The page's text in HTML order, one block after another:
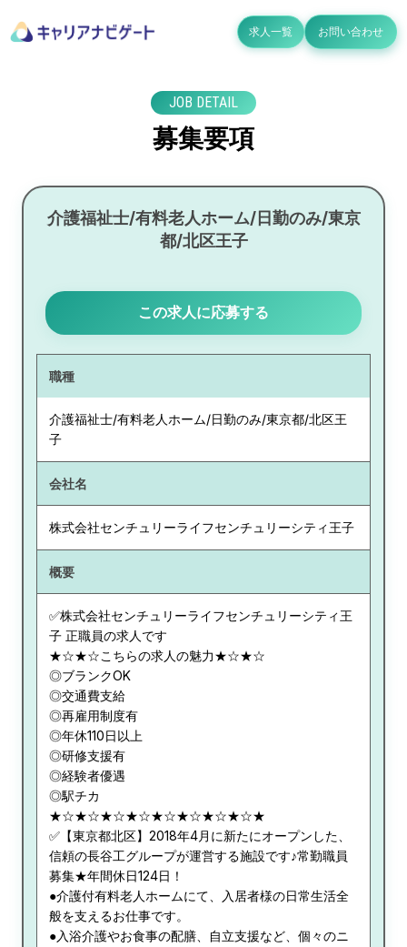
求人一覧 お問い合わせ
JOB DETAIL
募集要項
介護福祉士/有料老人ホーム/日勤のみ/東京
都/北区王子
この求人に応募する
職種
介護福祉士/有料老人ホーム/日勤のみ/東京都/北区王
子
会社名
株式会社センチュリーライフセンチュリーシティ王子
概要
✅株式会社センチュリーライフセンチュリーシティ王
子 正職員の求人です
★☆★☆こちらの求人の魅力★☆★☆
◎ブランクOK
◎交通費支給
◎再雇用制度有
◎年休110日以上
◎研修支援有
◎経験者優遇
◎駅チカ
★☆★☆★☆★☆★☆★☆★☆★☆★
✅【東京都北区】2018年4月に新たにオープンした、
信頼の長谷工グループが運営する施設です♪常勤職員
募集★年間休日124日！
●介護付有料老人ホームにて、入居者様の日常生活全
般を支えるお仕事です。
●入浴介護やお食事の配膳、自立支援など、個々のニ